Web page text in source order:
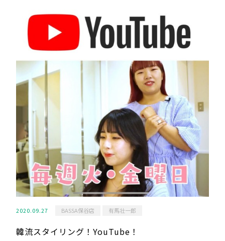
2020.09.27 BASSA保谷店 有馬壮一郎
韓流スタイリング！YouTube！